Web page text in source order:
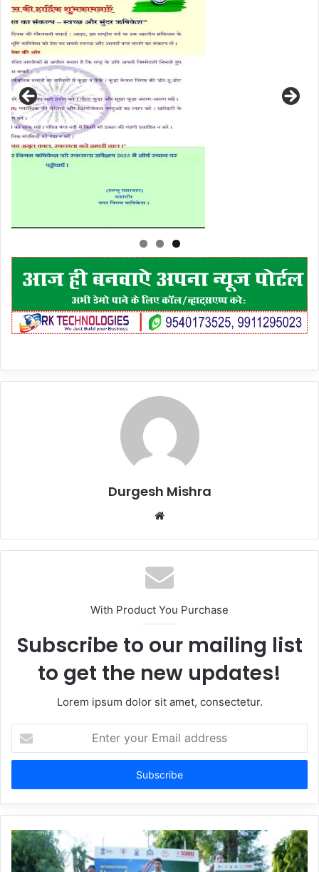
Durgesh Mishra
Website
With Product You Purchase
Subscribe to our mailing list
to get the new updates!
Lorem ipsum dolor sit amet, consectetur.
your
Email